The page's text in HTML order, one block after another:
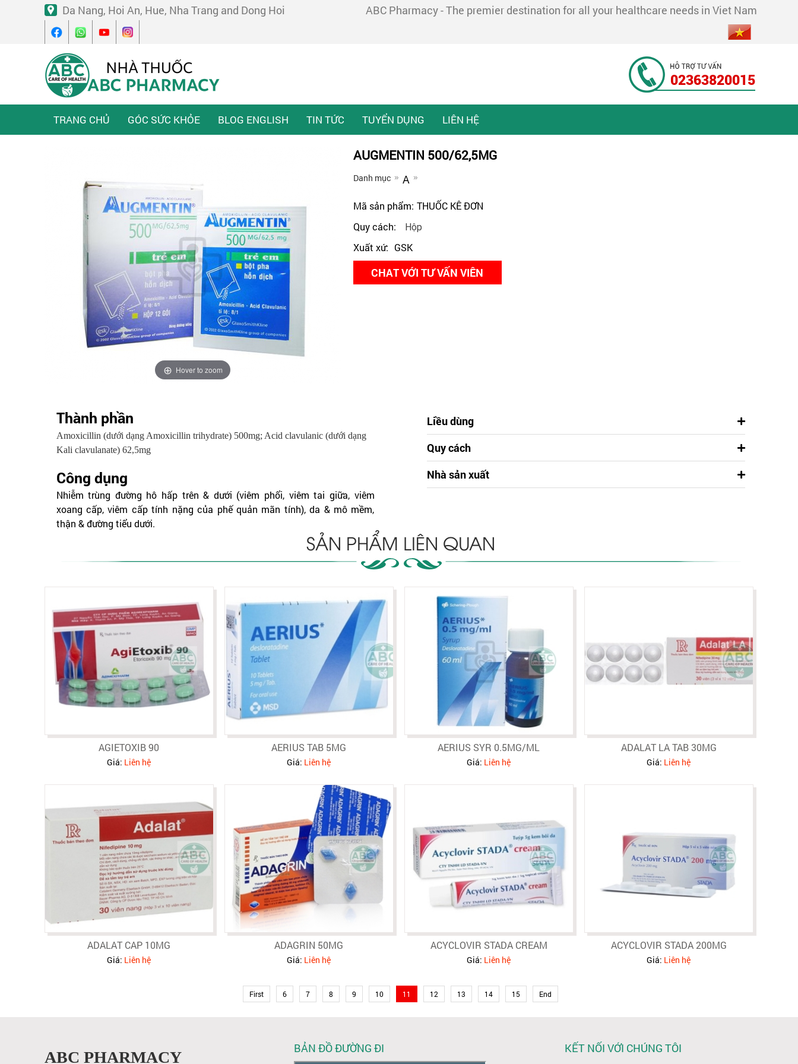
Da Nang, Hoi An, Hue, Nha Trang and Dong Hoi ABC Pharmacy - The premier destination for all your healthcare needs in Viet Nam
02363820015
TRANG CHỦ GÓC SỨC KHỎE BLOG ENGLISH TIN TỨC TUYỂN DỤNG LIÊN HỆ
Hover to zoom
AUGMENTIN 500/62,5MG
Danh mục A
Mã sản phẩm: THUỐC KÊ ĐƠN
Quy cách:
Hộp
Xuất xứ: GSK
CHAT VỚI TƯ VẤN VIÊN
Thành phần
Amoxicillin (dưới dạng Amoxicillin trihydrate) 500mg; Acid clavulanic (dưới dạng
Kali clavulanate) 62,5mg
Công dụng
Nhiễm trùng đường hô hấp trên & dưới (viêm phổi, viêm tai giữa, viêm
xoang cấp, viêm cấp tính nặng của phế quản mãn tính), da & mô mềm,
thận & đường tiểu dưới.
Liều dùng
Quy cách
Nhà sản xuất
SẢN PHẨM LIÊN QUAN
AGIETOXIB 90
Giá: Liên hệ
AERIUS TAB 5MG
Giá: Liên hệ
AERIUS SYR 0.5MG/ML
Giá: Liên hệ
ADALAT LA TAB 30MG
Giá: Liên hệ
ADALAT CAP 10MG
Giá: Liên hệ
ADAGRIN 50MG
Giá: Liên hệ
ACYCLOVIR STADA CREAM
Giá: Liên hệ
ACYCLOVIR STADA 200MG
Giá: Liên hệ
First 6 7 8 9 10 11 12 13 14 15 End
ABC PHARMACY BẢN ĐỒ ĐƯỜNG ĐI KẾT NỐI VỚI CHÚNG TÔI